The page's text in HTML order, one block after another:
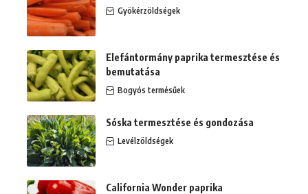
Gyökérzöldségek
Elefántormány paprika termesztése és
bemutatása
Bogyós termésűek
Sóska termesztése és gondozása
Levélzöldségek
California Wonder paprika